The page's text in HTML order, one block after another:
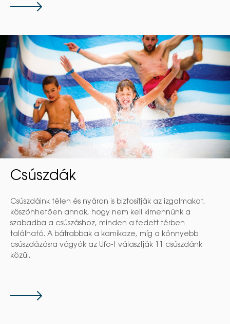
Tovább
Csúszdák
Csúszdáink télen és nyáron is biztosítják az izgalmakat,
köszönhetően annak, hogy nem kell kimennünk a
szabadba a csúszáshoz, minden a fedett térben
található. A bátrabbak a kamikaze, míg a könnyebb
csúszdázásra vágyók az Ufo-t választják 11 csúszdánk
közül.
Tovább